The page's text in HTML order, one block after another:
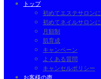
トップ
初めてエステサロン
初めてネイルサロン
月額制
肌育成
キャンペーン
よくある質問
キャンセルポリシー
お客様の声